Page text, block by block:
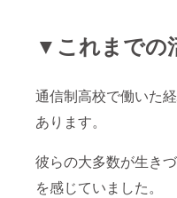
▼これまでの
通信制高校で働いた
あります。
彼らの大多数が生き
を感じていました。